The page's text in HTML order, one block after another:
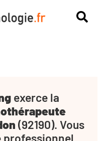
exerce la
(92190). Vous
professionnel